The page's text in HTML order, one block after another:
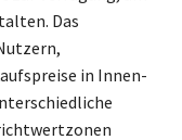
Das
in Innen-